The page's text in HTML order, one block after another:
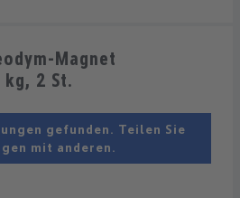
Magnet
2 St.
gefunden. Teilen Sie
mit anderen.